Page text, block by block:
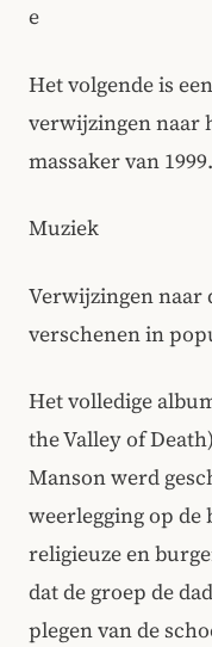
e
Het volgende is
verwijzingen naar
massaker van 1999.
Muziek
Verwijzingen naar
verschenen in
Het volledige
the Valley of
Manson werd
weerlegging op
religieuze en
dat de groep de
plegen van de